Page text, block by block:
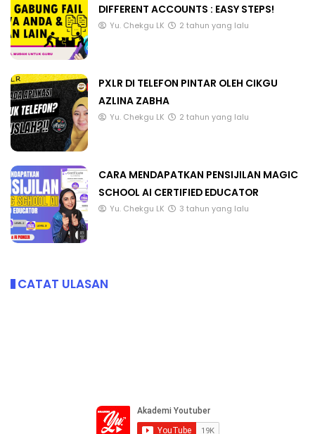
DIFFERENT ACCOUNTS : EASY STEPS!
Yu. Chekgu LK 2 tahun yang lalu
PXLR DI TELEFON PINTAR OLEH CIKGU
AZLINA ZABHA
Yu. Chekgu LK 2 tahun yang lalu
CARA MENDAPATKAN PENSIJILAN MAGIC
SCHOOL AI CERTIFIED EDUCATOR
Yu. Chekgu LK 3 tahun yang lalu
CATAT ULASAN